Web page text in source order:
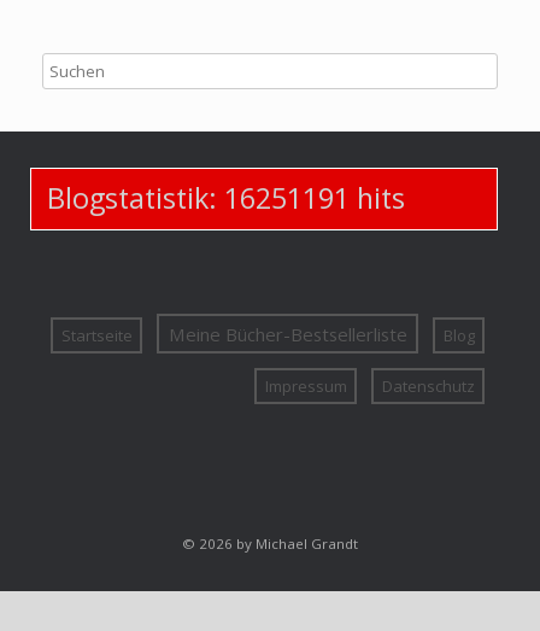
Blogstatistik: 16251191 hits
Startseite Meine Bücher-Bestsellerliste Blog
Impressum Datenschutz
© 2026 by Michael Grandt